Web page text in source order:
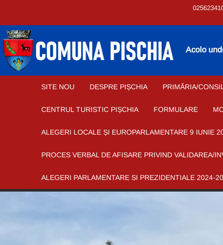
Acolo
SITE NOU DESPRE PIȘCHIA PRIMĂRIA/
CENTRUL TURISTIC PIȘCHIA FORMULARE
ALEGERI LOCALE ȘI EUROPARLAMENTARE 9 IUNIE
PROCES VERBAL DE AFISARE PRIVIND VALIDAREA/
ALEGERI PARLAMENTARE SI PREZIDENTIALE 2024-